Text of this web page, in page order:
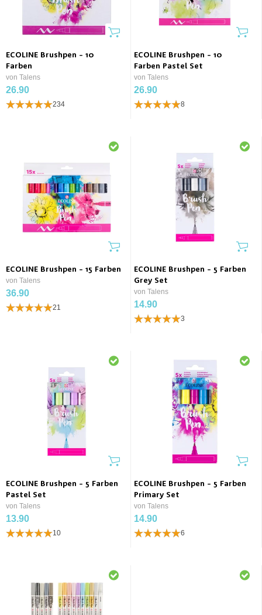
ECOLINE Brushpen - 10
Farben
von Talens
26.90
234
ECOLINE Brushpen - 10
Farben Pastel Set
von Talens
26.90
8
ECOLINE Brushpen - 15 Farben
von Talens
36.90
21
ECOLINE Brushpen - 5 Farben
Grey Set
von Talens
14.90
3
ECOLINE Brushpen - 5 Farben
Pastel Set
von Talens
13.90
10
ECOLINE Brushpen - 5 Farben
Primary Set
von Talens
14.90
6